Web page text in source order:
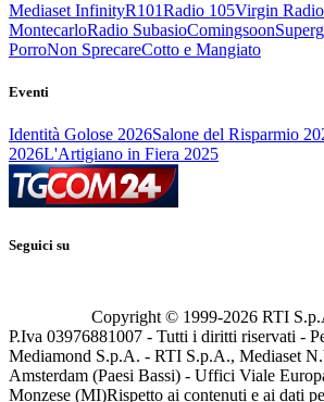
Mediaset InfinityR101Radio 105Virgin Radio
MontecarloRadio SubasioComingsoon
PorroNon SprecareCotto e Mangiato
Eventi
Identità Golose 2026Salone del Risparmio
2026L'Artigiano in Fiera 2025
Seguici su
Copyright © 1999-2026 RTI
P.Iva 03976881007 - Tutti i diritti riservati -
Mediamond S.p.A. - RTI S.p.A., Mediaset
Amsterdam (Paesi Bassi) - Uffici Viale
Monzese (MI)Rispetto ai contenuti e ai dati